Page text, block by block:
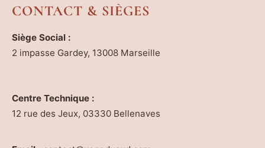
CONTACT & SIÈGES
Siège Social :
2 impasse Gardey, 13008 Marseille
Centre Technique :
12 rue des Jeux, 03330 Bellenaves